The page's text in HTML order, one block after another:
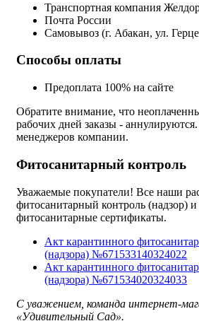
Транспортная компания
Почта России
Самовывоз (г. Абакан, ул.
Способы оплаты
Предоплата 100% на сайте
Обратите внимание, что
рабочих дней заказы -
менеджеров компании.
Фитосанитарный контроль
Уважаемые покупатели! Все наши
фитосанитарный контроль (надзор)
фитосанитарные сертификаты.
Акт карантинного
(надзора) №671533140324022
Акт карантинного
(надзора) №671534020324033
С уважением, команда интернет-
«Удивительный Сад».